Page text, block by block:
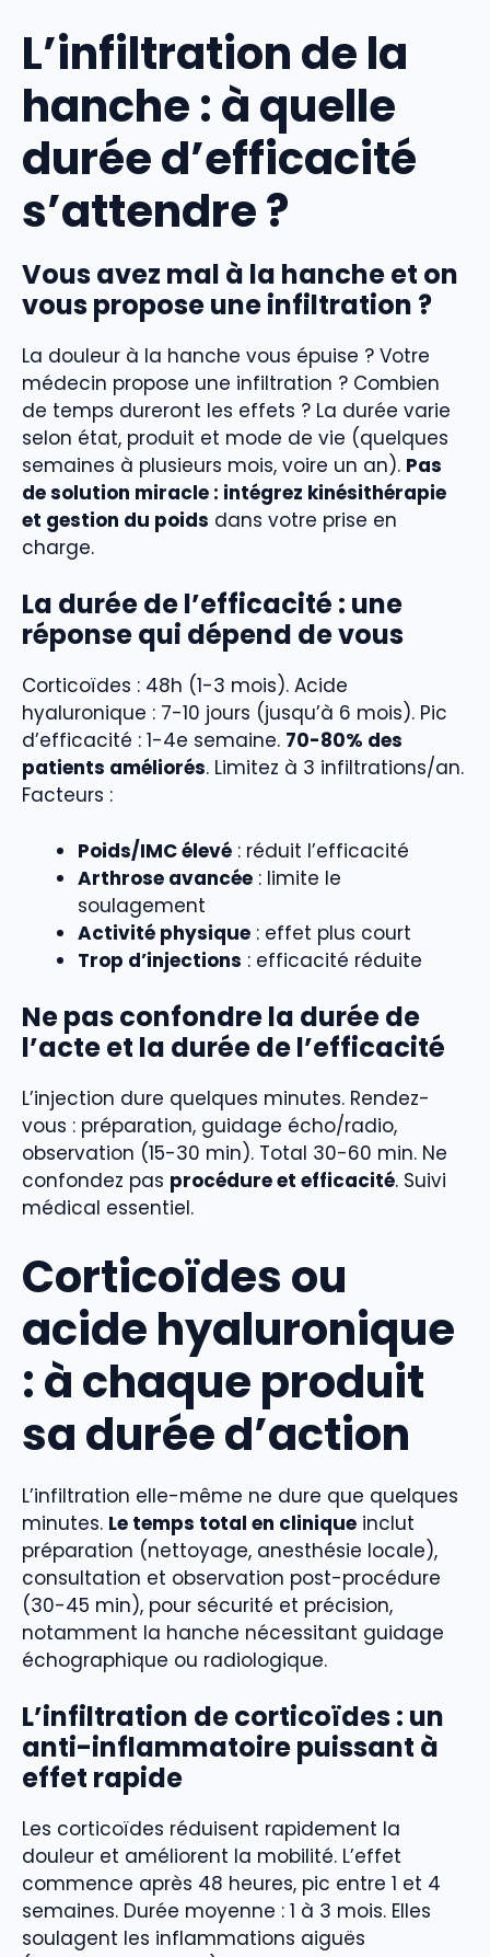
L’infiltration de la
hanche : à quelle
durée d’efficacité
s’attendre ?
Vous avez mal à la hanche et on
vous propose une infiltration ?
La douleur à la hanche vous épuise ? Votre
médecin propose une infiltration ? Combien
de temps dureront les effets ? La durée varie
selon état, produit et mode de vie (quelques
semaines à plusieurs mois, voire un an). Pas
de solution miracle : intégrez kinésithérapie
et gestion du poids dans votre prise en
charge.
La durée de l’efficacité : une
réponse qui dépend de vous
Corticoïdes : 48h (1-3 mois). Acide
hyaluronique : 7-10 jours (jusqu’à 6 mois). Pic
d’efficacité : 1-4e semaine. 70-80% des
patients améliorés. Limitez à 3 infiltrations/an.
Facteurs :
Poids/IMC élevé : réduit l’efficacité
Arthrose avancée : limite le
soulagement
Activité physique : effet plus court
Trop d’injections : efficacité réduite
Ne pas confondre la durée de
l’acte et la durée de l’efficacité
L’injection dure quelques minutes. Rendez-
vous : préparation, guidage écho/radio,
observation (15-30 min). Total 30-60 min. Ne
confondez pas procédure et efficacité. Suivi
médical essentiel.
Corticoïdes ou
acide hyaluronique
: à chaque produit
sa durée d’action
L’infiltration elle-même ne dure que quelques
minutes. Le temps total en clinique inclut
préparation (nettoyage, anesthésie locale),
consultation et observation post-procédure
(30-45 min), pour sécurité et précision,
notamment la hanche nécessitant guidage
échographique ou radiologique.
L’infiltration de corticoïdes : un
anti-inflammatoire puissant à
effet rapide
Les corticoïdes réduisent rapidement la
douleur et améliorent la mobilité. L’effet
commence après 48 heures, pic entre 1 et 4
semaines. Durée moyenne : 1 à 3 mois. Elles
soulagent les inflammations aiguës